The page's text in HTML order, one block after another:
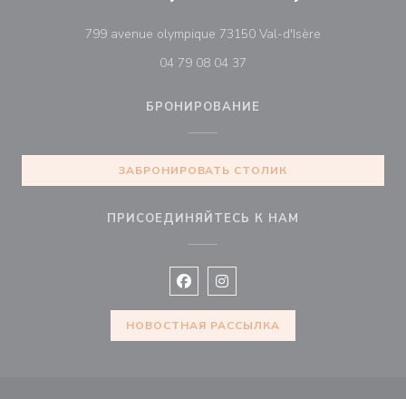
799 avenue olympique 73150 Val-d'Isère
04 79 08 04 37
БРОНИРОВАНИЕ
ЗАБРОНИРОВАТЬ СТОЛИК
ПРИСОЕДИНЯЙТЕСЬ К НАМ
Facebook ((открывается в новом
Instagram ((открывается в
НОВОСТНАЯ РАССЫЛКА